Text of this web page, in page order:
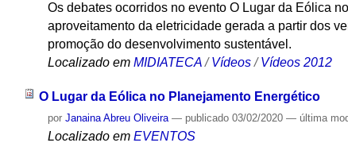
Os debates ocorridos no evento O Lugar da Eólica
aproveitamento da eletricidade gerada a partir dos
promoção do desenvolvimento sustentável.
Localizado em MIDIATECA /Vídeos /Vídeos 2012
O Lugar da Eólica no Planejamento Energético
porJanaina Abreu Oliveira — publicado 03/02/2020— última
Localizado em EVENTOS